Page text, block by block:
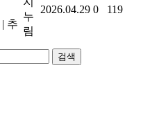
| 추
누
림
2026.04.29 0 119
검색